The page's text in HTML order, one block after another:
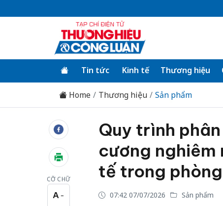
Tin tức Kinh tế Thương hiệu
Home Thương hiệu Sản phẩm
CỠ CHỮ
A −
Cỡ chữ nhỏ
Quy trình
cương
tế trong
07:42 07/07/2026 Sản phẩm